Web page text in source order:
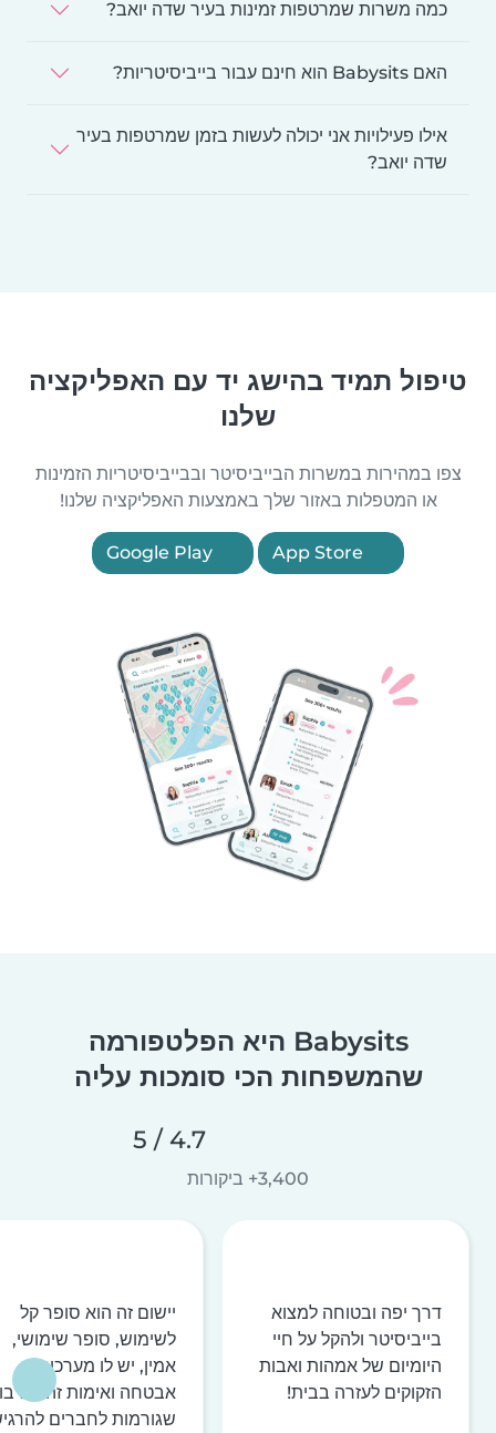
כמה משרות שמרטפות זמינות בעיר שדה יואב?
האם Babysits הוא חינם עבור בייביסיטריות?
אילו פעילויות אני יכולה לעשות בזמן שמרטפות בעיר
שדה יואב?
טיפול תמיד בהישג יד עם האפליקציה
שלנו
צפו במהירות במשרות הבייביסיטר ובבייביסיטריות הזמינות
או המטפלות באזור שלך באמצעות האפליקציה שלנו!
Babysits היא הפלטפורמה
שהמשפחות הכי סומכות עליה
4.7 / 5
3,400+ ביקורות
דרך יפה ובטוחה למצוא
בייביסיטר ולהקל על חיי
היומיום של אמהות ואבות
הזקוקים לעזרה בבית!
יישום זה הוא סופר קל
לשימוש, סופר שימושי,
אמין, יש לו מערכות
אבטחה ואימות זהות
שגורמות לחברים